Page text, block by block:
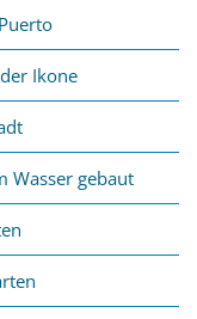
Ikone
Wasser gebaut